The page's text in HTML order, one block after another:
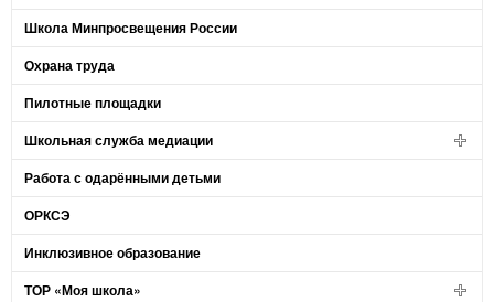
Школа Минпросвещения России
Охрана труда
Пилотные площадки
Школьная служба медиации
Работа с одарёнными детьми
ОРКСЭ
Инклюзивное образование
ТОР «Моя школа»